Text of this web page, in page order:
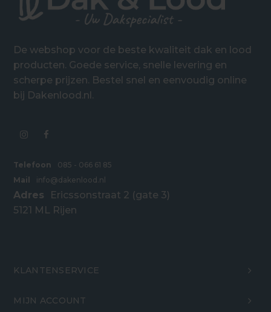
De webshop voor de beste kwaliteit dak en lood
producten. Goede service, snelle levering en
scherpe prijzen. Bestel snel en eenvoudig online
bij Dakenlood.nl.
Telefoon
085 - 066 61 85
Mail
info@dakenlood.nl
Adres
Ericssonstraat 2 (gate 3)
5121 ML Rijen
KLANTENSERVICE
MIJN ACCOUNT